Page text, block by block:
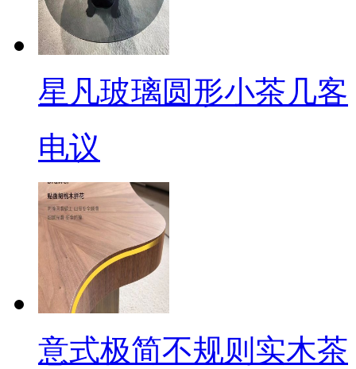
星凡玻璃圆形小茶几客
电议
意式极简不规则实木茶